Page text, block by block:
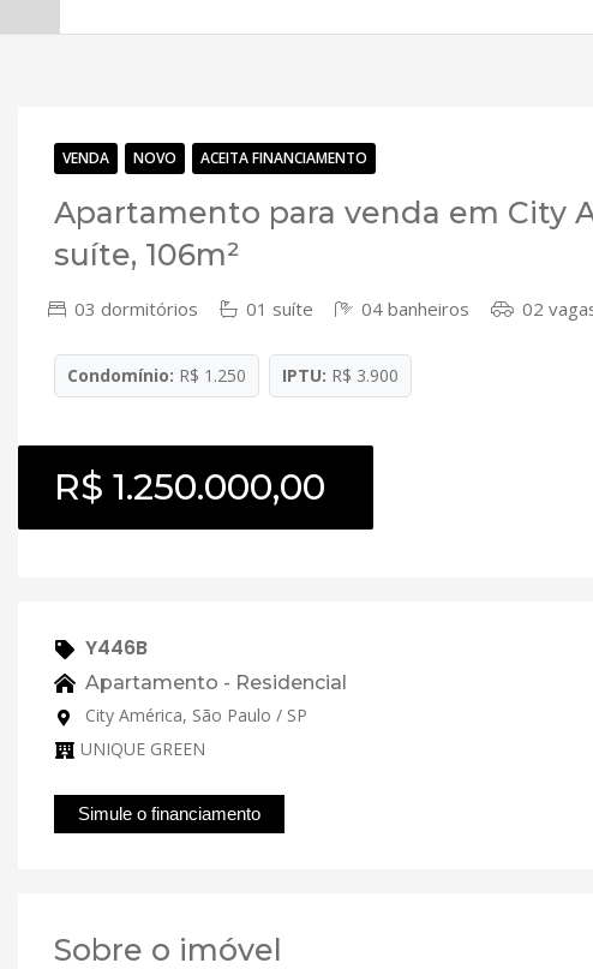
VENDA NOVO ACEITA FINANCIAMENTO
Apartamento para venda em City
suíte, 106m²
03 dormitórios 01 suíte 04 banheiros 02
Condomínio: R$ 1.250 IPTU: R$ 3.900
R$ 1.250.000,00
Y446B
Apartamento - Residencial
City América, São Paulo / SP
UNIQUE GREEN
Simule o financiamento
Sobre o imóvel